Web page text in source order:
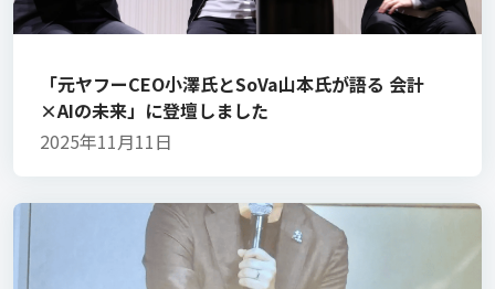
「元ヤフーCEO小澤氏とSoVa山本氏が語る 会計
×AIの未来」に登壇しました
2025年11月11日